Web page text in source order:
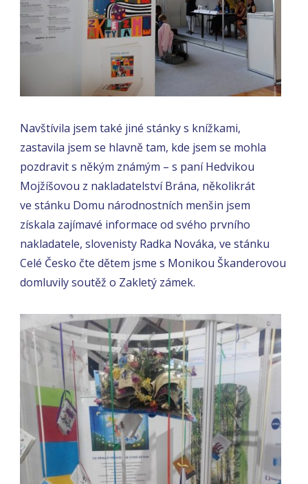
Navštívila jsem také jiné stánky s knížkami,
zastavila jsem se hlavně tam, kde jsem se mohla
pozdravit s někým známým – s paní Hedvikou
Mojžíšovou z nakladatelství Brána, několikrát
ve stánku Domu národnostních menšin jsem
získala zajímavé informace od svého prvního
nakladatele, slovenisty Radka Nováka, ve stánku
Celé Česko čte dětem jsme s Monikou Škanderovou
domluvily soutěž o Zakletý zámek.